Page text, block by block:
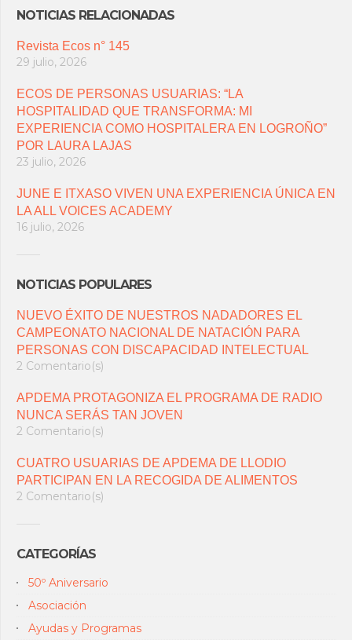
NOTICIAS RELACIONADAS
Revista Ecos n° 145
29 julio, 2026
ECOS DE PERSONAS USUARIAS: “LA
HOSPITALIDAD QUE TRANSFORMA: MI
EXPERIENCIA COMO HOSPITALERA EN LOGROÑO”
POR LAURA LAJAS
23 julio, 2026
JUNE E ITXASO VIVEN UNA EXPERIENCIA ÚNICA EN
LA ALL VOICES ACADEMY
16 julio, 2026
NOTICIAS POPULARES
NUEVO ÉXITO DE NUESTROS NADADORES EL
CAMPEONATO NACIONAL DE NATACIÓN PARA
PERSONAS CON DISCAPACIDAD INTELECTUAL
2 Comentario(s)
APDEMA PROTAGONIZA EL PROGRAMA DE RADIO
NUNCA SERÁS TAN JOVEN
2 Comentario(s)
CUATRO USUARIAS DE APDEMA DE LLODIO
PARTICIPAN EN LA RECOGIDA DE ALIMENTOS
2 Comentario(s)
CATEGORÍAS
50º Aniversario
Asociación
Ayudas y Programas